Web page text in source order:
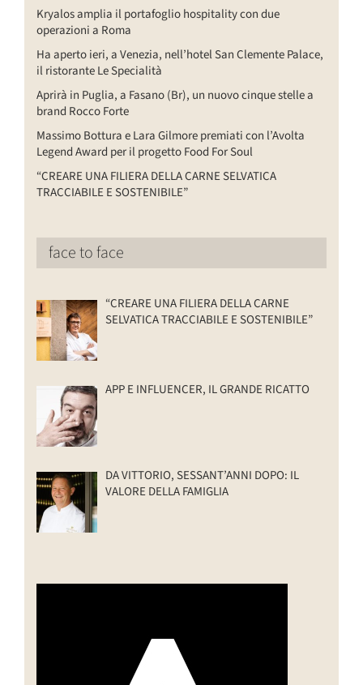
Kryalos amplia il portafoglio hospitality con due
operazioni a Roma
Ha aperto ieri, a Venezia, nell’hotel San Clemente Palace,
il ristorante Le Specialità
Aprirà in Puglia, a Fasano (Br), un nuovo cinque stelle a
brand Rocco Forte
Massimo Bottura e Lara Gilmore premiati con l’Avolta
Legend Award per il progetto Food For Soul
“CREARE UNA FILIERA DELLA CARNE SELVATICA
TRACCIABILE E SOSTENIBILE”
face to face
“CREARE UNA FILIERA DELLA CARNE
SELVATICA TRACCIABILE E SOSTENIBILE”
APP E INFLUENCER, IL GRANDE RICATTO
DA VITTORIO, SESSANT’ANNI DOPO: IL
VALORE DELLA FAMIGLIA